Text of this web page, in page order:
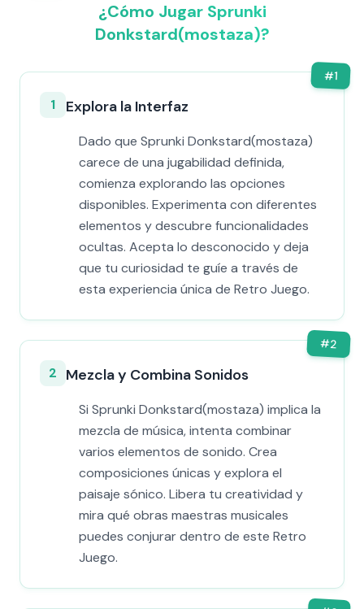
¿Cómo Jugar Sprunki
Donkstard(mostaza)?
#1
1 Explora la Interfaz
Dado que Sprunki Donkstard(mostaza)
carece de una jugabilidad definida,
comienza explorando las opciones
disponibles. Experimenta con diferentes
elementos y descubre funcionalidades
ocultas. Acepta lo desconocido y deja
que tu curiosidad te guíe a través de
esta experiencia única de Retro Juego.
#2
2 Mezcla y Combina Sonidos
Si Sprunki Donkstard(mostaza) implica la
mezcla de música, intenta combinar
varios elementos de sonido. Crea
composiciones únicas y explora el
paisaje sónico. Libera tu creatividad y
mira qué obras maestras musicales
puedes conjurar dentro de este Retro
Juego.